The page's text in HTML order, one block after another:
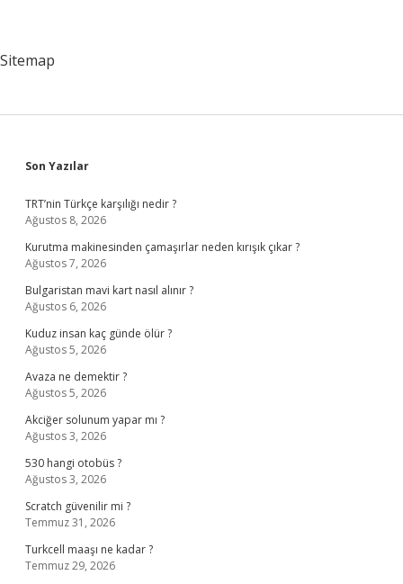
Sitemap
Sidebar
Son Yazılar
TRT’nin Türkçe karşılığı nedir ?
Ağustos 8, 2026
Kurutma makinesinden çamaşırlar neden kırışık çıkar ?
Ağustos 7, 2026
Bulgaristan mavi kart nasıl alınır ?
Ağustos 6, 2026
Kuduz insan kaç günde ölür ?
Ağustos 5, 2026
Avaza ne demektir ?
Ağustos 5, 2026
Akciğer solunum yapar mı ?
Ağustos 3, 2026
530 hangi otobüs ?
Ağustos 3, 2026
Scratch güvenilir mi ?
Temmuz 31, 2026
Turkcell maaşı ne kadar ?
Temmuz 29, 2026